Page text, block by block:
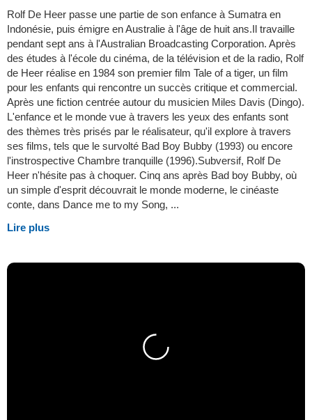
Rolf De Heer passe une partie de son enfance à Sumatra en
Indonésie, puis émigre en Australie à l'âge de huit ans.Il travaille
pendant sept ans à l'Australian Broadcasting Corporation. Après
des études à l'école du cinéma, de la télévision et de la radio, Rolf
de Heer réalise en 1984 son premier film Tale of a tiger, un film
pour les enfants qui rencontre un succès critique et commercial.
Après une fiction centrée autour du musicien Miles Davis (Dingo).
L'enfance et le monde vue à travers les yeux des enfants sont
des thèmes très prisés par le réalisateur, qu'il explore à travers
ses films, tels que le survolté Bad Boy Bubby (1993) ou encore
l'instrospective Chambre tranquille (1996).Subversif, Rolf De
Heer n'hésite pas à choquer. Cinq ans après Bad boy Bubby, où
un simple d'esprit découvrait le monde moderne, le cinéaste
conte, dans Dance me to my Song, ...
Lire plus